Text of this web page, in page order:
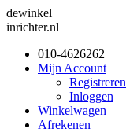
dewinkel
inrichter.nl
010-4626262
Mijn Account
Registreren
Inloggen
Winkelwagen
Afrekenen